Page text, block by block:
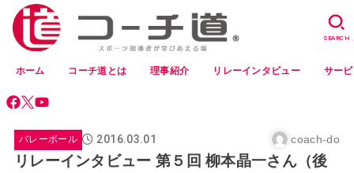
ホーム コーチ道とは 理事紹介 リレーインタビュー サー
SEARCH
バレーボール 2016.03.01 coach-do
リレーインタビュー 第５回 柳本晶一さん（後